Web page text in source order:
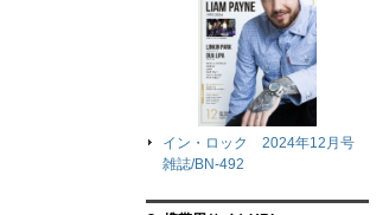
イン・ロック 2024年12月号
雑誌/BN-492